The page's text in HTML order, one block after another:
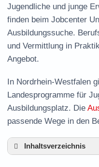
Jugendliche und junge
finden beim Jobcenter
Ausbildungssuche.
und Vermittlung in
Angebot.
In Nordrhein-Westfalen
Landesprogramme für
Ausbildungsplatz. Die
passende Wege in den
Inhaltsverzeichnis